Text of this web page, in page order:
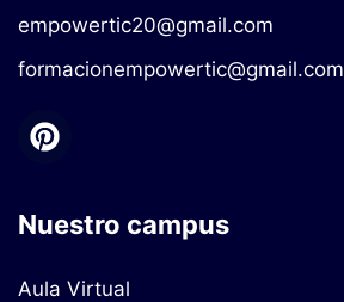
empowertic20@gmail.com
formacionempowertic@gmail.com
Nuestro campus
Aula Virtual